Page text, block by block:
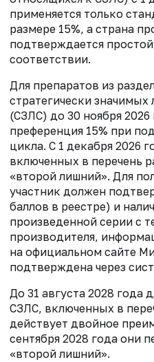
применяется только
размере 15%, а страна
подтверждается
соответствии.
Для препаратов из
стратегически
(СЗЛС) до 30 ноября 2026
преференция 15% при
цикла. С 1 декабря 2026
включенных в перечень
«второй лишний». Для
участник должен
баллов в реестре) и
произведенной серии с
производителя,
на официальном сайте
подтверждена через
До 31 августа 2028 года
СЗЛС, включенных в
действует двойное
сентября 2028 года они
«второй лишний».